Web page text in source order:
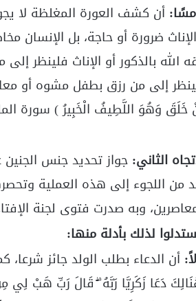
أن كشف العورة المغلظة لا
ضرورة أو حاجة، بل الإنسان
الله بالذكور أو الإناث فلينظر
إلى من رزق بطفل مشوه أو
وَهُوَ اللَّطِيفُ الْخَبِيرُ ) سورة الملك
الثاني: جواز تحديد جنس
من اللجوء إلى هذه العملية
وبه صدرت فتوى لجنة الإفتاء بوزارة
لذلك بأدلة منها:
أن الدعاء بطلب الولد جائز